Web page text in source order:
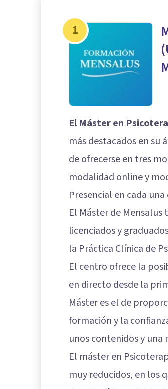
1
El Máster en
más destacados en su
de ofrecerse en tres
modalidad online y
Presencial en cada
El Máster de
licenciados y
la Práctica Clínica de
El centro ofrece la
en directo desde la
Máster es el de
formación y la
unos contenidos y
El máster en
muy reducidos, en los